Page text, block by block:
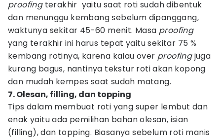
proofingterakhir yaitu saat roti sudah dibentuk
dan menunggu kembang sebelum dipanggang,
waktunya sekitar 45-60 menit. Masa proofing
yang terakhir ini harus tepat yaitu sekitar 75 %
kembang rotinya, karena kalau over proofingjuga
kurang bagus, nantinya tekstur roti akan kopong
dan mudah kempes saat sudah matang.
7. Olesan, filling, dan topping
Tips dalam membuat roti yang super lembut dan
enak yaitu ada pemilihan bahan olesan, isian
(filling), dan topping. Biasanya sebelum roti manis